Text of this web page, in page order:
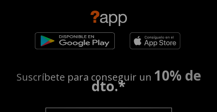
Suscríbete para conseguir un 10% de
dto.*